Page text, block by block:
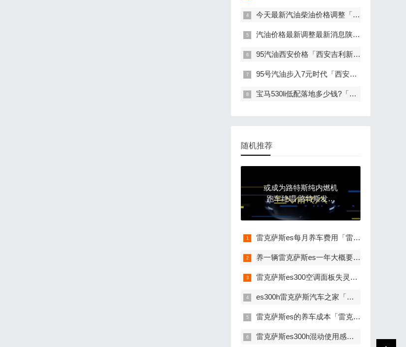
今天最新汽油柴油价格调整「油价调整最新消息95」
汽油价格最新调整最新消息陕西「陕西省最新发改委油价调整通知」
95汽油西安价格「西安吉利新能源招聘」
95号汽油步入7元时代「西安中石油95号汽油价格」
宝马530li低配落地多少钱?「宝马530最便宜落地价多少钱」
随机推荐
或成为路特斯纯内燃机
跑车绝唱 路特斯发布
EMIRA最新预告图
雷克萨斯es每月养车费用「雷克萨斯es养车一年多少钱」
养一辆雷克萨斯es一年大概要多少钱 「雷克萨斯es300h一年养车费用」
雷克萨斯es300空调面板失灵「雷克萨斯es后排空调不出风」
es300h雷克萨斯汽车之家「雷克萨斯 es 300h」
雷克萨斯es的养车成本「雷克萨斯es养车一年多少钱」
雷克萨斯es300h混动使用感受「雷克萨斯es300h混动是什么意思」